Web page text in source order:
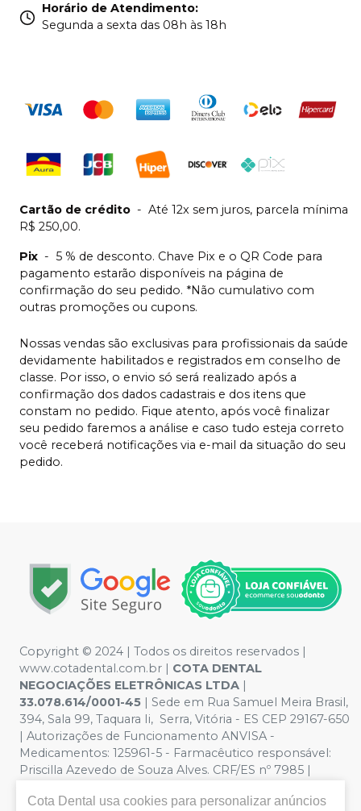
Horário de Atendimento:
Segunda a sexta das 08h às 18h
Cartão de crédito - Até 12x sem juros, parcela mínima
R$ 250,00.
Pix - 5 % de desconto. Chave Pix e o QR Code para
pagamento estarão disponíveis na página de
confirmação do seu pedido. *Não cumulativo com
outras promoções ou cupons.
Nossas vendas são exclusivas para profissionais da saúde
devidamente habilitados e registrados em conselho de
classe. Por isso, o envio só será realizado após a
confirmação dos dados cadastrais e dos itens que
constam no pedido. Fique atento, após você finalizar
seu pedido faremos a análise e caso tudo esteja correto
você receberá notificações via e-mail da situação do seu
pedido.
Copyright © 2024 | Todos os direitos reservados |
www.cotadental.com.br | COTA DENTAL
NEGOCIAÇÕES ELETRÔNICAS LTDA |
33.078.614/0001-45 | Sede em Rua Samuel Meira Brasil,
394, Sala 99, Taquara Ii, Serra, Vitória - ES CEP 29167-650
| Autorizações de Funcionamento ANVISA -
Medicamentos: 125961-5 - Farmacêutico responsável:
Priscilla Azevedo de Souza Alves. CRF/ES nº 7985 |
ilustrativas - Os preços e condições da loja virtual estão
Cota Dental usa cookies para personalizar anúncios